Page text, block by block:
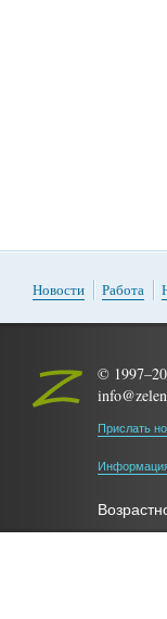
Новости Работа
©
Прислать